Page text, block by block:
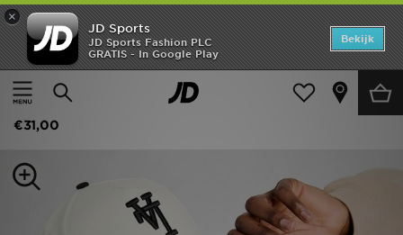
×
JD Sports
JD Sports Fashion PLC
GRATIS - In Google Play
Bekijk
Thuis
Dames Damesaccessoires Petten
New Era MLB LA Dodgers Inverted 9FORTY Cap
€31,00
Home
Offers
Dames